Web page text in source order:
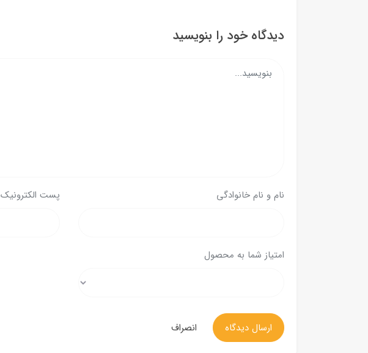
دیدگاه خود را بنویسید
نام و نام خانوادگی پست الکترونیک
امتیاز شما به محصول
ارسال دیدگاه انصراف